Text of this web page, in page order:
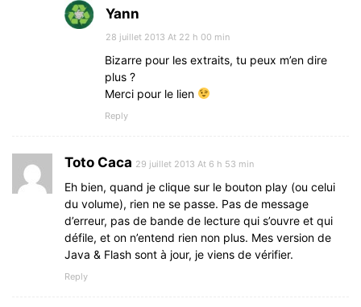
Yann
28 juillet 2013 At 22 h 00 min
Bizarre pour les extraits, tu peux m’en dire
plus ?
Merci pour le lien
Reply
Toto Caca 29 juillet 2013 At 6 h 53 min
Eh bien, quand je clique sur le bouton play (ou celui
du volume), rien ne se passe. Pas de message
d’erreur, pas de bande de lecture qui s’ouvre et qui
défile, et on n’entend rien non plus. Mes version de
Java & Flash sont à jour, je viens de vérifier.
Reply